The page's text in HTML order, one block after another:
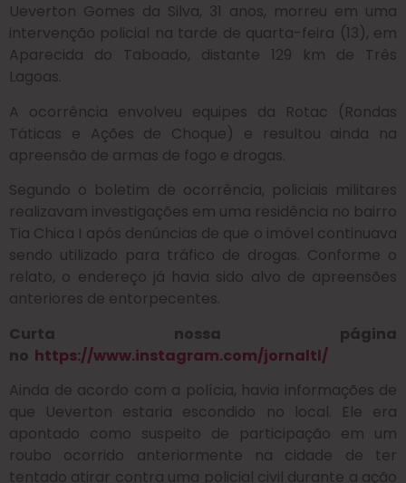
Ueverton Gomes da Silva, 31 anos, morreu em uma
intervenção policial na tarde de quarta-feira (13), em
Aparecida do Taboado, distante 129 km de Três
Lagoas.
A ocorrência envolveu equipes da Rotac (Rondas
Táticas e Ações de Choque) e resultou ainda na
apreensão de armas de fogo e drogas.
Segundo o boletim de ocorrência, policiais militares
realizavam investigações em uma residência no bairro
Tia Chica I após denúncias de que o imóvel continuava
sendo utilizado para tráfico de drogas. Conforme o
relato, o endereço já havia sido alvo de apreensões
anteriores de entorpecentes.
Curta nossa página
no https://www.instagram.com/jornaltl/
Ainda de acordo com a polícia, havia informações de
que Ueverton estaria escondido no local. Ele era
apontado como suspeito de participação em um
roubo ocorrido anteriormente na cidade de ter
tentado atirar contra uma policial civil durante a ação